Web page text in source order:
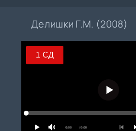
Делишки Г.М. (2008)
0:00 / 0:00
1 СД
3 СД
4 СД